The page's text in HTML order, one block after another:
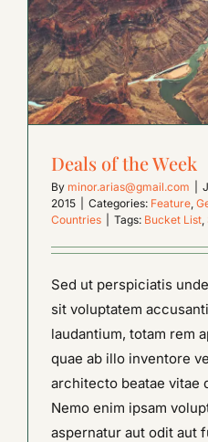
Deals of the Week
By minor.arias@gmail.com
2015
Categories: Feature,
Countries
Tags: Bucket List,
Sed ut perspiciatis
sit voluptatem
laudantium, totam rem
quae ab illo inventore
architecto beatae vitae
Nemo enim ipsam
aspernatur aut odit aut